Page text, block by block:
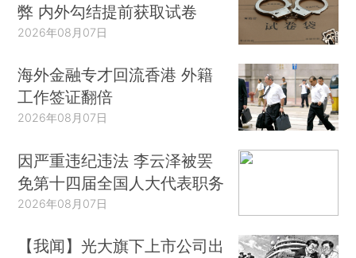
弊 内外勾结提前获取试卷
2026年08月07日
海外金融专才回流香港 外籍
工作签证翻倍
2026年08月07日
因严重违纪违法 李云泽被罢
免第十四届全国人大代表职务
2026年08月07日
【我闻】光大旗下上市公司出